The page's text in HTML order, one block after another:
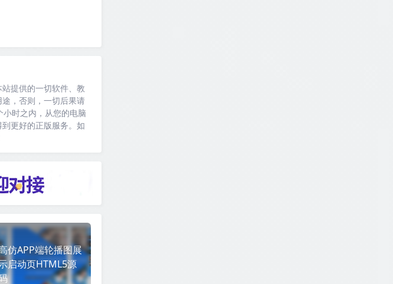
提供的一切软件、教
，否则，一切后果请
时之内，从您的电脑
更好的正版服务。如
仿APP端轮播图展
启动页HTML5源